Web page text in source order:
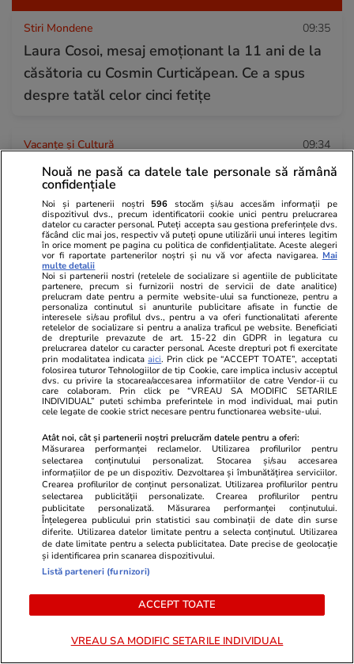
Stiri Mondene 09:35
Laura Cosoi, mesaj emoționant la 11 ani de la
căsătoria cu Cosmin Curticăpean. Ce a spus
despre tatăl celor cinci fetițe
Vacanțe și Cultură 09:34
Insula din Europa mai puțin cunoscută unde nu
există cafenele sau șezlonguri. Este nelocuită
și accesibilă doar cu barca
Știri Locale 09:08
Ambulanță din Cluj, atacată cu topoarele după
răspândirea unor zvonuri pe TikTok că „fură
copii”. Șoferul a fost rănit la ochi | VIDEO
Auto 08:58
O țară din Europa interzice circulația pe toate
drumurile pentru acești șoferi, duminica și de
sărbători: amenzile ajung la 570 de euro
Citește mai multe
TRENDING
Horoscop Urania | Previziuni astrologice pentru
Leu; Eclipsă totală de Soare
Nouă ne pasă ca datele tale personale să rămână
confidențiale
Noi și partenerii noștri 596 stocăm și/sau accesăm informații pe
dispozitivul dvs., precum identificatorii cookie unici pentru prelucrarea
datelor cu caracter personal. Puteți accepta sau gestiona preferințele dvs.
făcând clic mai jos, respectiv vă puteți opune utilizării unui interes legitim
în orice moment pe pagina cu politica de confidențialitate. Aceste alegeri
vor fi raportate partenerilor noștri și nu vă vor afecta navigarea. Mai
multe detalii
Noi si partenerii nostri (retelele de socializare si agentiile de publicitate
partenere, precum si furnizorii nostri de servicii de date analitice)
prelucram date pentru a permite website-ului sa functioneze, pentru a
personaliza continutul si anunturile publicitare afisate in functie de
interesele si/sau profilul dvs., pentru a va oferi functionalitati aferente
retelelor de socializare si pentru a analiza traficul pe website. Beneficiati
de drepturile prevazute de art. 15-22 din GDPR in legatura cu
prelucrarea datelor cu caracter personal. Aceste drepturi pot fi exercitate
prin modalitatea indicataaici. Prin click pe “ACCEPT TOATE”, acceptati
folosirea tuturor Tehnologiilor de tip Cookie, care implica inclusiv acceptul
dvs. cu privire la stocarea/accesarea informatiilor de catre Vendor-ii cu
care colaboram. Prin click pe “VREAU SA MODIFIC SETARILE
INDIVIDUAL” puteti schimba preferintele in mod individual, mai putin
cele legate de cookie strict necesare pentru functionarea website-ului.
Atât noi, cât și partenerii noștri prelucrăm datele pentru a oferi:
Măsurarea performanței reclamelor. Utilizarea profilurilor pentru
selectarea conținutului personalizat. Stocarea și/sau accesarea
informațiilor de pe un dispozitiv. Dezvoltarea și îmbunătățirea serviciilor.
Crearea profilurilor de conținut personalizat. Utilizarea profilurilor pentru
selectarea publicității personalizate. Crearea profilurilor pentru
publicitate personalizată. Măsurarea performanței conținutului.
Înțelegerea publicului prin statistici sau combinații de date din surse
diferite. Utilizarea datelor limitate pentru a selecta conținutul. Utilizarea
de date limitate pentru a selecta publicitatea. Date precise de geolocație
și identificarea prin scanarea dispozitivului.
Listă parteneri (furnizori)
ACCEPT TOATE
VREAU SA MODIFIC SETARILE INDIVIDUAL